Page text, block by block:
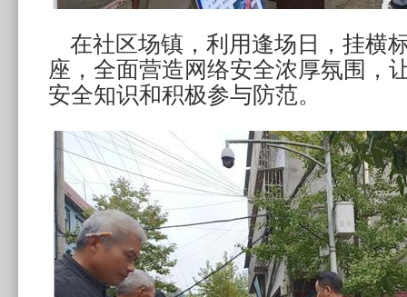
在社区场镇，利用逢场日，挂横
座，全面营造网络安全浓厚氛围，
安全知识和积极参与防范。